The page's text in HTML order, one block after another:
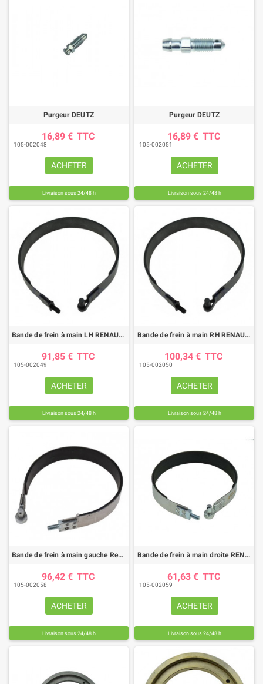
Purgeur DEUTZ
16,89 € TTC
105-002048
ACHETER
Livraison sous 24/48 h
Purgeur DEUTZ
16,89 € TTC
105-002051
ACHETER
Livraison sous 24/48 h
Bande de frein à main LH RENAULT/CLAAS (diamètre 290mm)
91,85 € TTC
105-002049
ACHETER
Livraison sous 24/48 h
Bande de frein à main RH RENAULT/CLAAS (diamètre 290mm)
100,34 € TTC
105-002050
ACHETER
Livraison sous 24/48 h
Bande de frein à main gauche Renault/CLAAS (diamètre 200mm)
96,42 € TTC
105-002058
ACHETER
Livraison sous 24/48 h
Bande de frein à main droite RENAULT/CLAAS
61,63 € TTC
105-002059
ACHETER
Livraison sous 24/48 h